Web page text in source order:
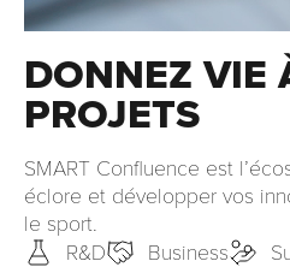
DONNEZ VIE
PROJETS
SMART Confluence est
éclore et développer vos
le sport.
R&D
Business